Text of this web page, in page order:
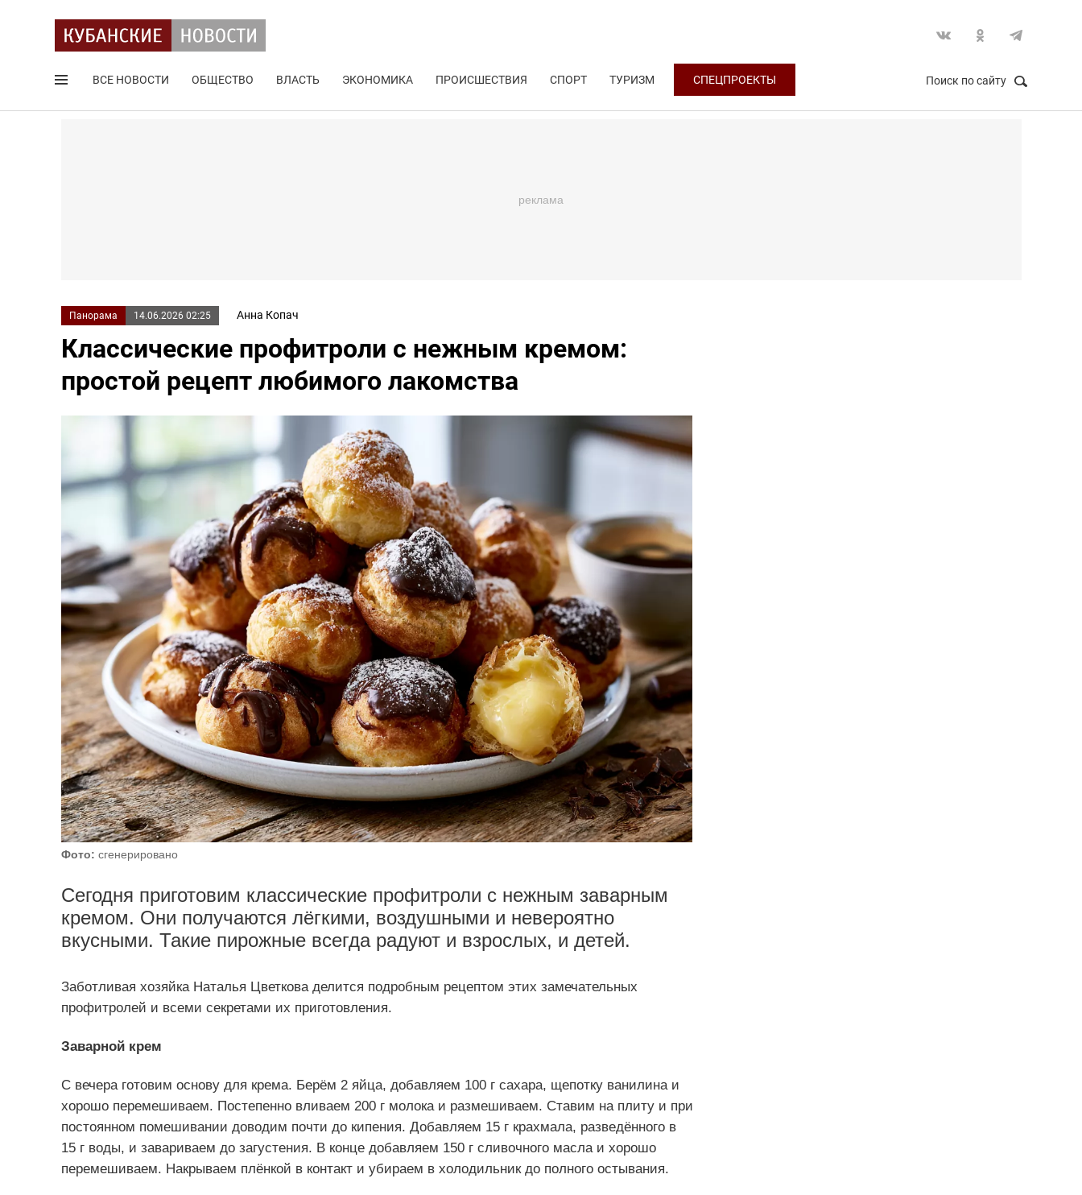
ВСЕ НОВОСТИ ОБЩЕСТВО ВЛАСТЬ ЭКОНОМИКА ПРОИСШЕСТВИЯ СПОРТ ТУРИЗМ СПЕЦПРОЕКТЫ Поиск по сайту
Панорама 14.06.2026 02:25 Анна Копач
Классические профитроли с нежным кремом:
простой рецепт любимого лакомства
Фото: сгенерировано
Сегодня приготовим классические профитроли с нежным заварным
кремом. Они получаются лёгкими, воздушными и невероятно
вкусными. Такие пирожные всегда радуют и взрослых, и детей.
Заботливая хозяйка Наталья Цветкова делится подробным рецептом этих замечательных
профитролей и всеми секретами их приготовления.
Заварной крем
С вечера готовим основу для крема. Берём 2 яйца, добавляем 100 г сахара, щепотку ванилина и
хорошо перемешиваем. Постепенно вливаем 200 г молока и размешиваем. Ставим на плиту и при
постоянном помешивании доводим почти до кипения. Добавляем 15 г крахмала, разведённого в
15 г воды, и завариваем до загустения. В конце добавляем 150 г сливочного масла и хорошо
перемешиваем. Накрываем плёнкой в контакт и убираем в холодильник до полного остывания.